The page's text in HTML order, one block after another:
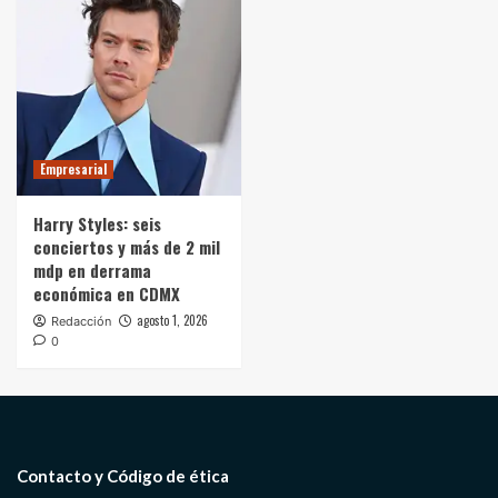
Empresarial
Harry Styles: seis
conciertos y más de 2 mil
mdp en derrama
económica en CDMX
Redacción agosto 1, 2026
0
Contacto y Código de ética